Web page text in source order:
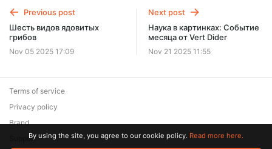
Previous post
Шесть видов ядовитых
грибов
Nov 05 2025 17:09
Next post
Наука в картинках: Событие
месяца от Vert Dider
Nov 21 2025 11:55
Terms of service
Privacy policy
Brand
SupportBy using the site, you agree to our cookie policy. Read more here.